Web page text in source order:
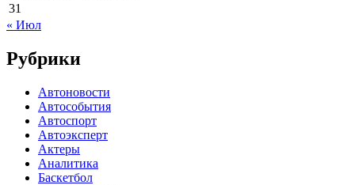
31
« Июл
Рубрики
Автоновости
Автособытия
Автоспорт
Автоэксперт
Актеры
Аналитика
Баскетбол